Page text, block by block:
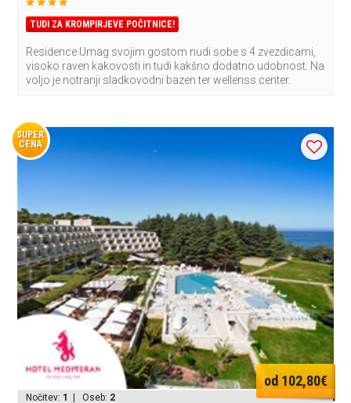
TUDI ZA KROMPIRJEVE POČITNICE!
Residence Umag svojim gostom nudi sobe s 4 zvezdicami,
visoko raven kakovosti in tudi kakšno dodatno udobnost. Na
voljo je notranji sladkovodni bazen ter wellenss center.
SUPER
CENA
od 102,80€
Nočitev: 1 | Oseb: 2